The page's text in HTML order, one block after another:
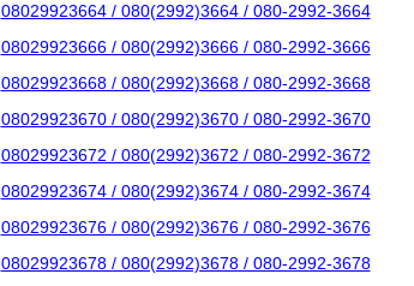
08029923664 / 080(2992)3664 / 080-2992-3664
08029923666 / 080(2992)3666 / 080-2992-3666
08029923668 / 080(2992)3668 / 080-2992-3668
08029923670 / 080(2992)3670 / 080-2992-3670
08029923672 / 080(2992)3672 / 080-2992-3672
08029923674 / 080(2992)3674 / 080-2992-3674
08029923676 / 080(2992)3676 / 080-2992-3676
08029923678 / 080(2992)3678 / 080-2992-3678